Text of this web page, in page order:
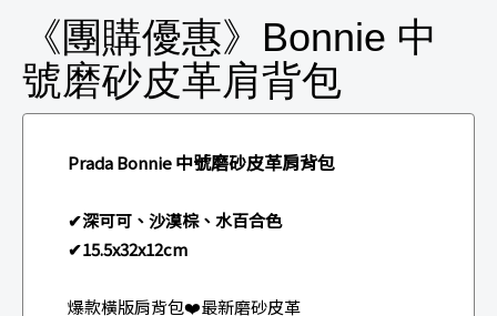
《團購優惠》Bonnie 中
號磨砂皮革肩背包
Prada Bonnie中號磨砂皮革肩背包
✔深可可、沙漠棕、水百合色
✔15.5x32x12cm
爆款橫版肩背包❤️最新磨砂皮革